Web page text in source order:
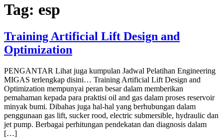
Tag: esp
Training Artificial Lift Design and
Optimization
PENGANTAR Lihat juga kumpulan Jadwal Pelatihan Engineering
MIGAS terlengkap disini… Training Artificial Lift Design and
Optimization mempunyai peran besar dalam memberikan
pemahaman kepada para praktisi oil and gas dalam proses reservoir
minyak bumi. Dibahas juga hal-hal yang berhubungan dalam
penggunaan gas lift, sucker rood, electric submersible, hydraulic dan
jet pump. Berbagai perhitungan pendekatan dan diagnosis dalam
[…]